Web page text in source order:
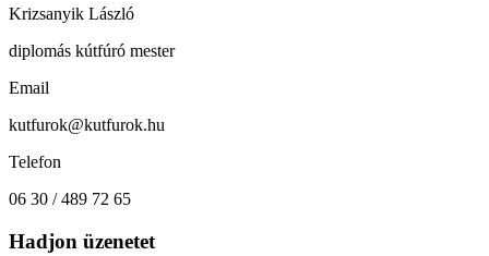
Krizsanyik László
diplomás kútfúró mester
Email
kutfurok@kutfurok.hu
Telefon
06 30 / 489 72 65
Hadjon üzenetet